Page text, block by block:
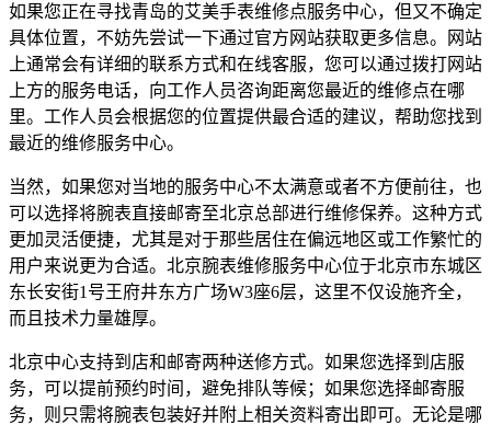
如果您正在寻找青岛的艾美手表维修点服务中心，但又不确定
具体位置，不妨先尝试一下通过官方网站获取更多信息。网站
上通常会有详细的联系方式和在线客服，您可以通过拨打网站
上方的服务电话，向工作人员咨询距离您最近的维修点在哪
里。工作人员会根据您的位置提供最合适的建议，帮助您找到
最近的维修服务中心。
当然，如果您对当地的服务中心不太满意或者不方便前往，也
可以选择将腕表直接邮寄至北京总部进行维修保养。这种方式
更加灵活便捷，尤其是对于那些居住在偏远地区或工作繁忙的
用户来说更为合适。北京腕表维修服务中心位于北京市东城区
东长安街1号王府井东方广场W3座6层，这里不仅设施齐全，
而且技术力量雄厚。
北京中心支持到店和邮寄两种送修方式。如果您选择到店服
务，可以提前预约时间，避免排队等候；如果您选择邮寄服
务，则只需将腕表包装好并附上相关资料寄出即可。无论是哪